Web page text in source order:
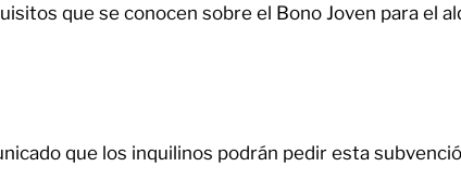
que se conocen sobre el Bono Joven para el
que los inquilinos podrán pedir esta